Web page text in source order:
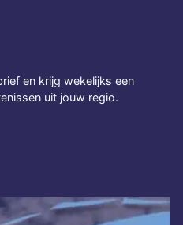
en krijg wekelijks een
uit jouw regio.